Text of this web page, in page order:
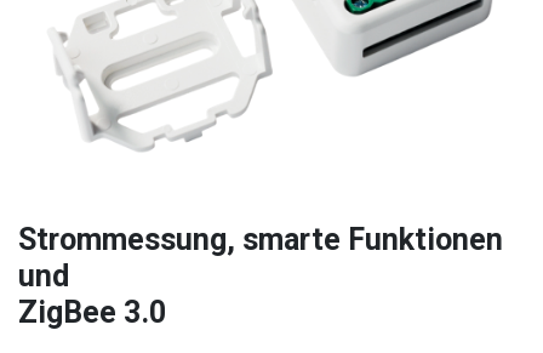
Strommessung, smarte Funktionen
und
ZigBee 3.0